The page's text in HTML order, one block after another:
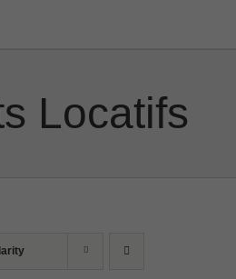
Locatifs